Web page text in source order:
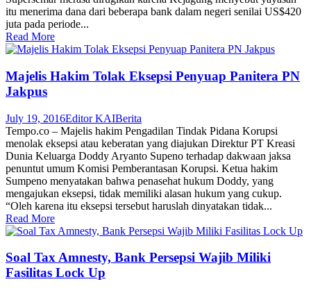
itu menerima dana dari beberapa bank dalam negeri senilai US$420
juta pada periode...
Read More
Majelis Hakim Tolak Eksepsi Penyuap Panitera PN
Jakpus
July 19, 2016Editor KAIBerita
Tempo.co – Majelis hakim Pengadilan Tindak Pidana Korupsi
menolak eksepsi atau keberatan yang diajukan Direktur PT Kreasi
Dunia Keluarga Doddy Aryanto Supeno terhadap dakwaan jaksa
penuntut umum Komisi Pemberantasan Korupsi. Ketua hakim
Sumpeno menyatakan bahwa penasehat hukum Doddy, yang
mengajukan eksepsi, tidak memiliki alasan hukum yang cukup.
“Oleh karena itu eksepsi tersebut haruslah dinyatakan tidak...
Read More
Soal Tax Amnesty, Bank Persepsi Wajib Miliki
Fasilitas Lock Up